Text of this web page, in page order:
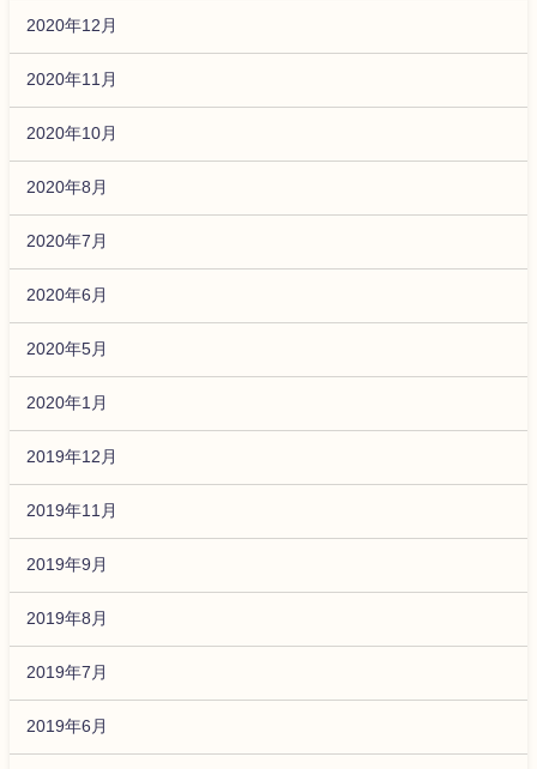
2020年12月
2020年11月
2020年10月
2020年8月
2020年7月
2020年6月
2020年5月
2020年1月
2019年12月
2019年11月
2019年9月
2019年8月
2019年7月
2019年6月